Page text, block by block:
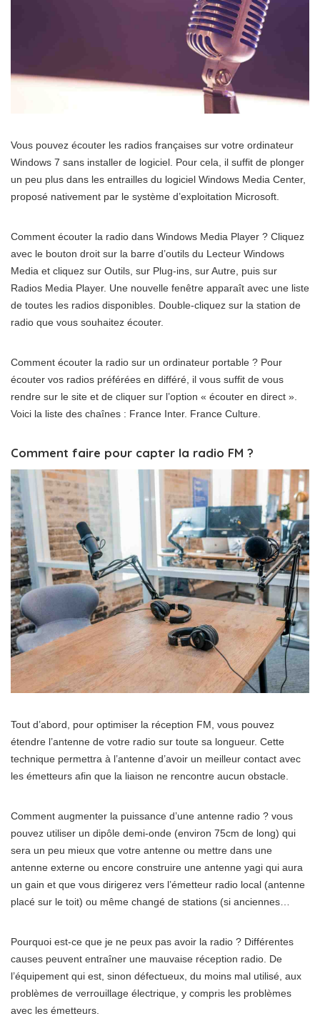
Vous pouvez écouter les radios françaises sur votre ordinateur
Windows 7 sans installer de logiciel. Pour cela, il suffit de plonger
un peu plus dans les entrailles du logiciel Windows Media Center,
proposé nativement par le système d’exploitation Microsoft.
Comment écouter la radio dans Windows Media Player ? Cliquez
avec le bouton droit sur la barre d’outils du Lecteur Windows
Media et cliquez sur Outils, sur Plug-ins, sur Autre, puis sur
Radios Media Player. Une nouvelle fenêtre apparaît avec une liste
de toutes les radios disponibles. Double-cliquez sur la station de
radio que vous souhaitez écouter.
Comment écouter la radio sur un ordinateur portable ? Pour
écouter vos radios préférées en différé, il vous suffit de vous
rendre sur le site et de cliquer sur l’option « écouter en direct ».
Voici la liste des chaînes : France Inter. France Culture.
Comment faire pour capter la radio FM ?
Tout d’abord, pour optimiser la réception FM, vous pouvez
étendre l’antenne de votre radio sur toute sa longueur. Cette
technique permettra à l’antenne d’avoir un meilleur contact avec
les émetteurs afin que la liaison ne rencontre aucun obstacle.
Comment augmenter la puissance d’une antenne radio ? vous
pouvez utiliser un dipôle demi-onde (environ 75cm de long) qui
sera un peu mieux que votre antenne ou mettre dans une
antenne externe ou encore construire une antenne yagi qui aura
un gain et que vous dirigerez vers l’émetteur radio local (antenne
placé sur le toit) ou même changé de stations (si anciennes…
Pourquoi est-ce que je ne peux pas avoir la radio ? Différentes
causes peuvent entraîner une mauvaise réception radio. De
l’équipement qui est, sinon défectueux, du moins mal utilisé, aux
problèmes de verrouillage électrique, y compris les problèmes
avec les émetteurs.